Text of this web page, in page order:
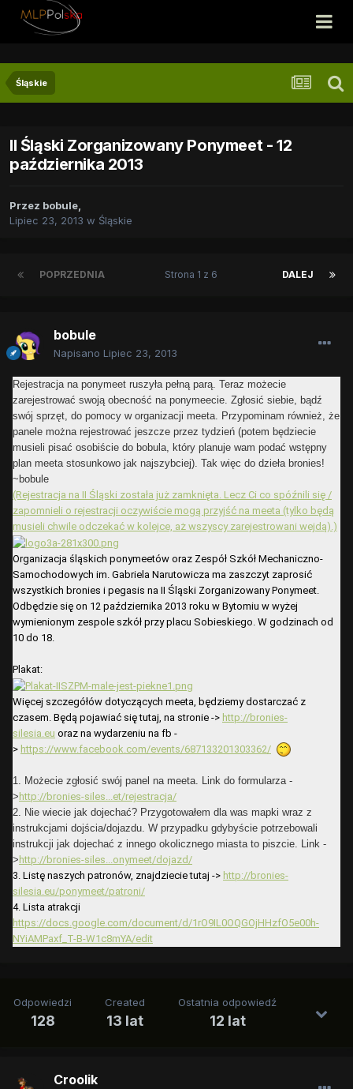
Śląskie
II Śląski Zorganizowany Ponymeet - 12
października 2013
Przez bobule,
Lipiec 23, 2013 w Śląskie
POPRZEDNIA DALEJ
Strona 1 z 6
bobule
Napisano Lipiec 23, 2013
Rejestracja na ponymeet ruszyła pełną parą. Teraz możecie
zarejestrować swoją obecność na ponymeecie. Zgłosić siebie, bądź
swój sprzęt, do pomocy w organizacji meeta. Przypominam również, że
panele można rejestrować jeszcze przez tydzień (potem będziecie
musieli pisać osobiście do bobula, który planuje wam podać wstępny
plan meeta stosunkowo jak najszybciej). Tak więc do dzieła bronies!
~bobule
(Rejestracja na II Śląski została już zamknięta. Lecz Ci co spóźnili się /
zapomnieli o rejestracji oczywiście mogą przyjść na meeta (tylko będą
musieli chwile odczekać w kolejce, aż wszyscy zarejestrowani wejdą).)
Organizacja śląskich ponymeetów oraz Zespół Szkół Mechaniczno-
Samochodowych im. Gabriela Narutowicza ma zaszczyt zaprosić
wszystkich bronies i pegasis na II Śląski Zorganizowany Ponymeet.
Odbędzie się on 12 października 2013 roku w Bytomiu w wyżej
wymienionym zespole szkół przy placu Sobieskiego. W godzinach od
10 do 18.
Plakat:
Więcej szczegółów dotyczących meeta, będziemy dostarczać z
czasem. Będą pojawiać się tutaj, na stronie -> http://bronies-
silesia.eu oraz na wydarzeniu na fb -
> https://www.facebook.com/events/687133201303362/
1. Możecie zgłosić swój panel na meeta. Link do formularza -
> http://bronies-siles...et/rejestracja/
2. Nie wiecie jak dojechać? Przygotowałem dla was mapki wraz z
instrukcjami dojścia/dojazdu. W przypadku gdybyście potrzebowali
instrukcji jak dojechać z innego okolicznego miasta to piszcie. Link -
> http://bronies-siles...onymeet/dojazd/
3. Listę naszych patronów, znajdziecie tutaj -> http://bronies-
silesia.eu/ponymeet/patroni/
4. Lista atrakcji
https://docs.google.com/document/d/1rO9IL0OQGOjHHzfO5e00h-
NYiAMPaxf_T-B-W1c8mYA/edit
Odpowiedzi
128
Created
13 lat
Ostatnia odpowiedź
12 lat
Croolik